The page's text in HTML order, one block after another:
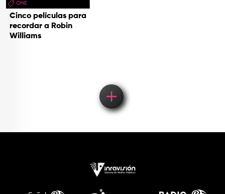
CINE
Cinco películas para
recordar a Robin
Williams